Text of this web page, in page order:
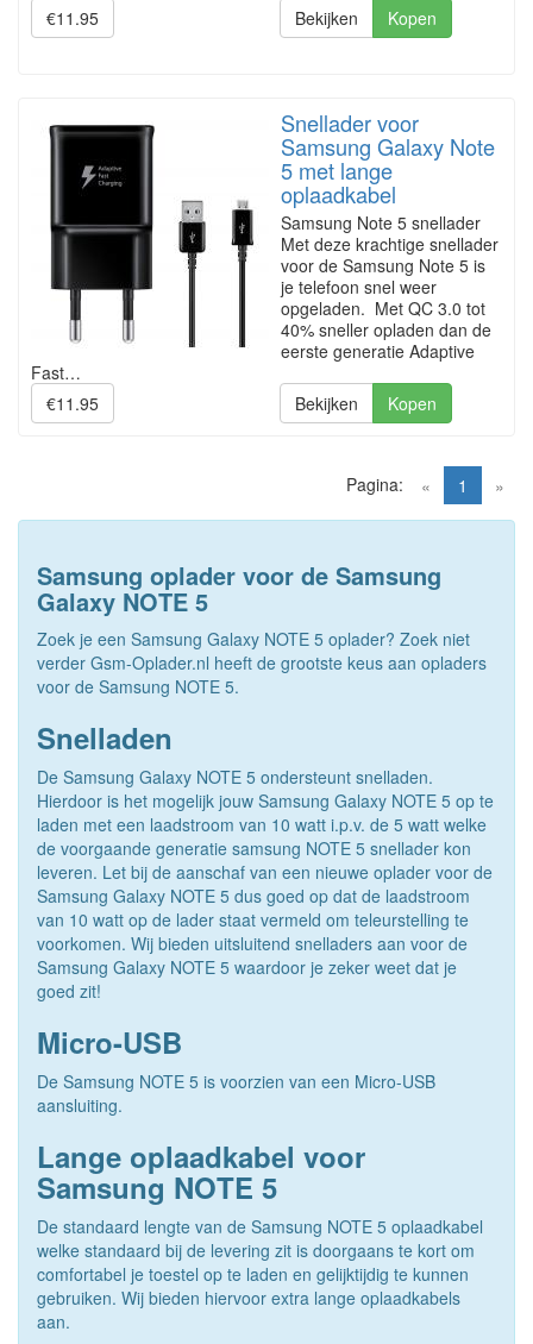
€11.95
Bekijken Kopen
Snellader voor
Samsung Galaxy Note
5 met lange
oplaadkabel
Samsung Note 5 snellader
Met deze krachtige snellader
voor de Samsung Note 5 is
je telefoon snel weer
opgeladen. Met QC 3.0 tot
40% sneller opladen dan de
eerste generatie Adaptive
Fast…
€11.95
Bekijken Kopen
« 1 (current)
»
Pagina:
Samsung oplader voor de Samsung
Galaxy NOTE 5
Zoek je een Samsung Galaxy NOTE 5 oplader? Zoek niet
verder Gsm-Oplader.nl heeft de grootste keus aan opladers
voor de Samsung NOTE 5.
Snelladen
De Samsung Galaxy NOTE 5 ondersteunt snelladen.
Hierdoor is het mogelijk jouw Samsung Galaxy NOTE 5 op te
laden met een laadstroom van 10 watt i.p.v. de 5 watt welke
de voorgaande generatie samsung NOTE 5 snellader kon
leveren. Let bij de aanschaf van een nieuwe oplader voor de
Samsung Galaxy NOTE 5 dus goed op dat de laadstroom
van 10 watt op de lader staat vermeld om teleurstelling te
voorkomen. Wij bieden uitsluitend snelladers aan voor de
Samsung Galaxy NOTE 5 waardoor je zeker weet dat je
goed zit!
Micro-USB
De Samsung NOTE 5 is voorzien van een Micro-USB
aansluiting.
Lange oplaadkabel voor
Samsung NOTE 5
De standaard lengte van de Samsung NOTE 5 oplaadkabel
welke standaard bij de levering zit is doorgaans te kort om
comfortabel je toestel op te laden en gelijktijdig te kunnen
gebruiken. Wij bieden hiervoor extra lange oplaadkabels
aan.